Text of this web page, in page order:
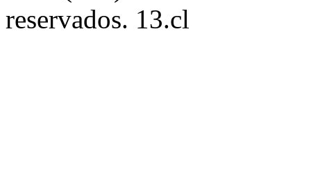
reservados. 13.cl